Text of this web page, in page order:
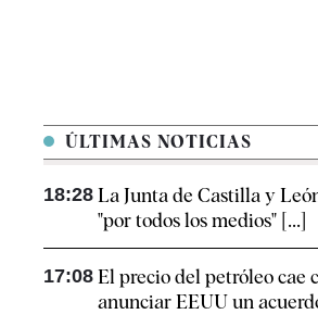
ÚLTIMAS NOTICIAS
18:28 La Junta de Castilla y
"por todos los medios" [...]
17:08 El precio del petróleo cae
anunciar EEUU un